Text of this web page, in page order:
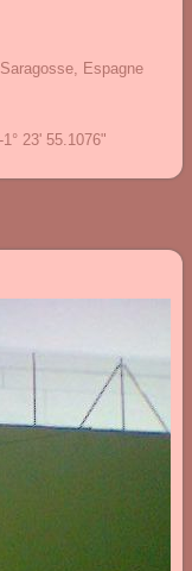
Espagne
23' 55.1076"